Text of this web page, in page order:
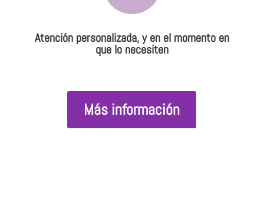
Atención personalizada, y en el momento en
que lo necesiten
Más información